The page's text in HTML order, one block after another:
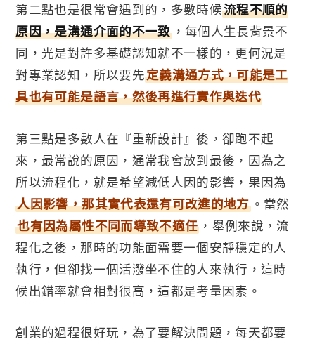
第二點也是很常會遇到的，多數時候流程不順的
原因，是溝通介面的不一致，每個人生長背景不
同，光是對許多基礎認知就不一樣的，更何況是
對專業認知，所以要先定義溝通方式，可能是工
具也有可能是語言，然後再進行實作與迭代
第三點是多數人在『重新設計』後，卻跑不起
來，最常說的原因，通常我會放到最後，因為之
所以流程化，就是希望減低人因的影響，果因為
人因影響，那其實代表還有可改進的地方。當然
也有因為屬性不同而導致不適任 ，舉例來說，流
程化之後，那時的功能面需要一個安靜穩定的人
執行，但卻找一個活潑坐不住的人來執行，這時
候出錯率就會相對很高，這都是考量因素。
創業的過程很好玩，為了要解決問題，每天都要